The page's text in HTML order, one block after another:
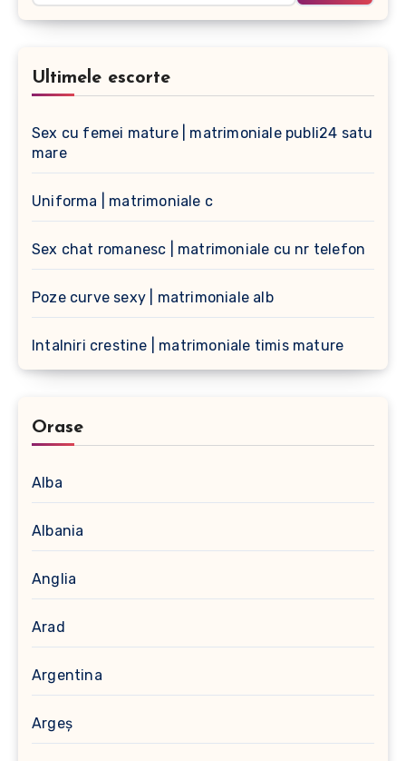
Ultimele escorte
Sex cu femei mature | matrimoniale publi24 satu
mare
Uniforma | matrimoniale c
Sex chat romanesc | matrimoniale cu nr telefon
Poze curve sexy | matrimoniale alb
Intalniri crestine | matrimoniale timis mature
Orase
Alba
Albania
Anglia
Arad
Argentina
Argeș